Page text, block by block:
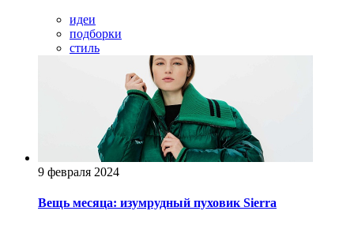
идеи
подборки
стиль
9 февраля 2024
Вещь месяца: изумрудный пуховик Sierra